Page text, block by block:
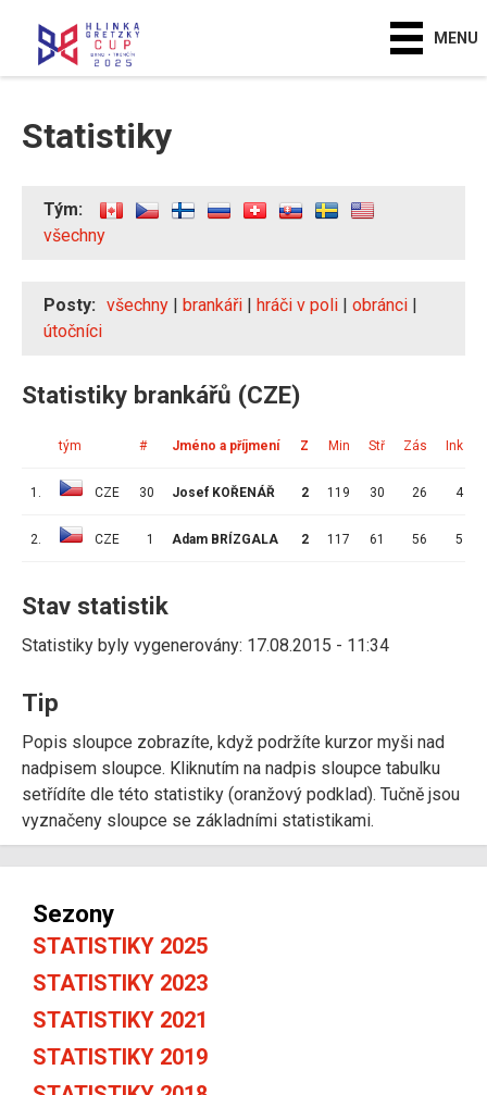
MENU
Statistiky
Tým:
všechny
Posty: všechny | brankáři | hráči v poli | obránci |
útočníci
Statistiky brankářů (CZE)
tým # Jméno a příjmení Z Min Stř Zás Ink
1. CZE 30 Josef KOŘENÁŘ 2 119 30 26 4
2. CZE 1 Adam BRÍZGALA 2 117 61 56 5
Stav statistik
Statistiky byly vygenerovány: 17.08.2015 - 11:34
Tip
Popis sloupce zobrazíte, když podržíte kurzor myši nad
nadpisem sloupce. Kliknutím na nadpis sloupce tabulku
setřídíte dle této statistiky (oranžový podklad). Tučně jsou
vyznačeny sloupce se základními statistikami.
Sezony
STATISTIKY 2025
STATISTIKY 2023
STATISTIKY 2021
STATISTIKY 2019